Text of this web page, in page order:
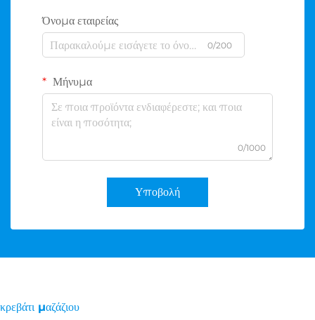
Όνομα εταιρείας
0/200
Μήνυμα
0/1000
Υποβολή
κρεβάτι μαζάζιου